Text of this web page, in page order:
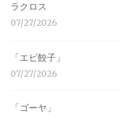
ラクロス
07/27/2026
「エビ餃子」
07/27/2026
「ゴーヤ」